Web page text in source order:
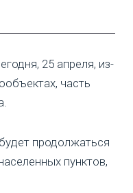
25 апреля, из-
часть
продолжаться
пунктов,